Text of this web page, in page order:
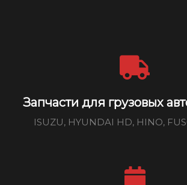
Запчасти для грузовых
ISUZU, HYUNDAI HD, HINO,